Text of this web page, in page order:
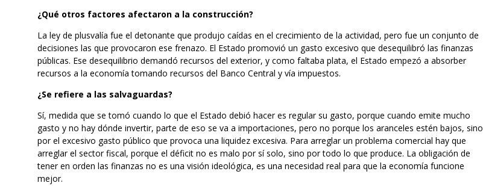
¿Qué otros factores afectaron a la construcción?
La ley de plusvalía fue el detonante que produjo caídas en el crecimiento de la actividad, pero fue un conjunto de
decisiones las que provocaron ese frenazo. El Estado promovió un gasto excesivo que desequilibró las finanzas
públicas. Ese desequilibrio demandó recursos del exterior, y como faltaba plata, el Estado empezó a absorber
recursos a la economía tomando recursos del Banco Central y vía impuestos.
¿Se refiere a las salvaguardas?
Sí, medida que se tomó cuando lo que el Estado debió hacer es regular su gasto, porque cuando emite mucho
gasto y no hay dónde invertir, parte de eso se va a importaciones, pero no porque los aranceles estén bajos, sino
por el excesivo gasto público que provoca una liquidez excesiva. Para arreglar un problema comercial hay que
arreglar el sector fiscal, porque el déficit no es malo por sí solo, sino por todo lo que produce. La obligación de
tener en orden las finanzas no es una visión ideológica, es una necesidad real para que la economía funcione
mejor.